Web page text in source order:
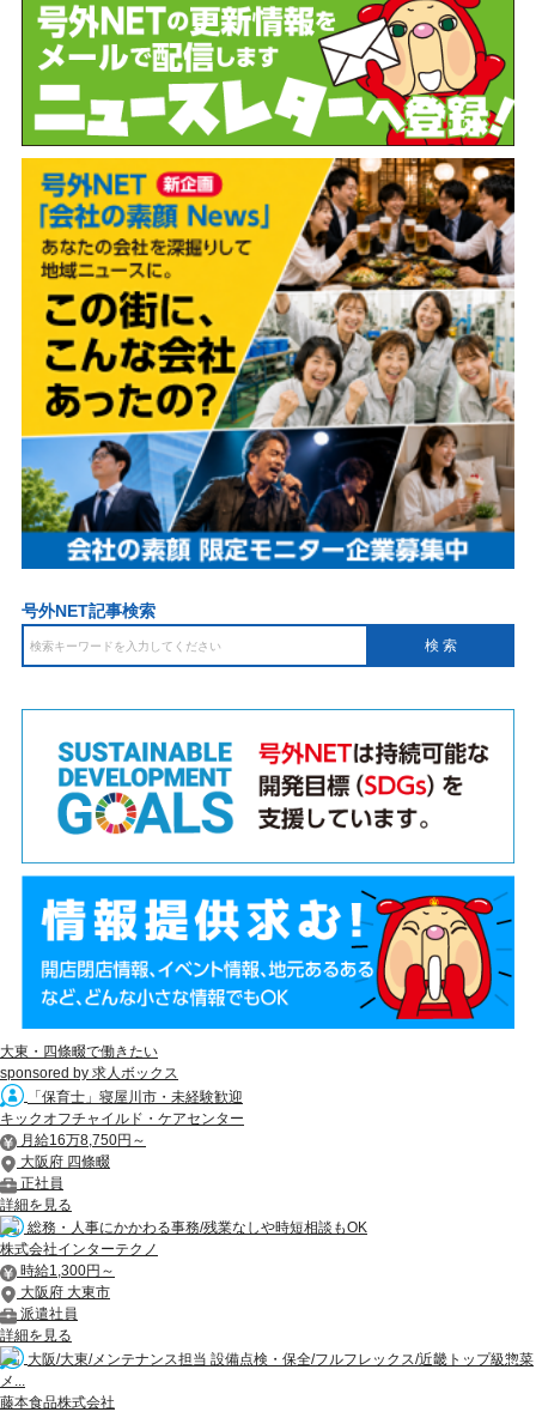
号外NET記事検索
大東・四條畷で働きたい
sponsored by 求人ボックス
「保育士」寝屋川市・未経験歓迎
キックオフチャイルド・ケアセンター
月給16万8,750円～
大阪府 四條畷
正社員
詳細を見る
総務・人事にかかわる事務/残業なしや時短相談もOK
株式会社インターテクノ
時給1,300円～
大阪府 大東市
派遣社員
詳細を見る
大阪/大東/メンテナンス担当 設備点検・保全/フルフレックス/近畿トップ級惣菜
メ...
藤本食品株式会社